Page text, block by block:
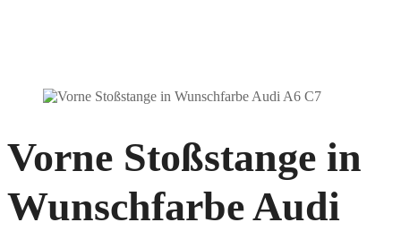
Vorne Stoßstange in
Wunschfarbe Audi